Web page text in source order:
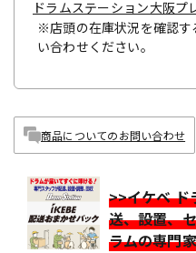
ドラムステーション大阪プ
※店頭の在庫状況を確認
い合わせください。
商品についてのお問い合わせ
>>イケベ ド
送、設置、
ラムの専門